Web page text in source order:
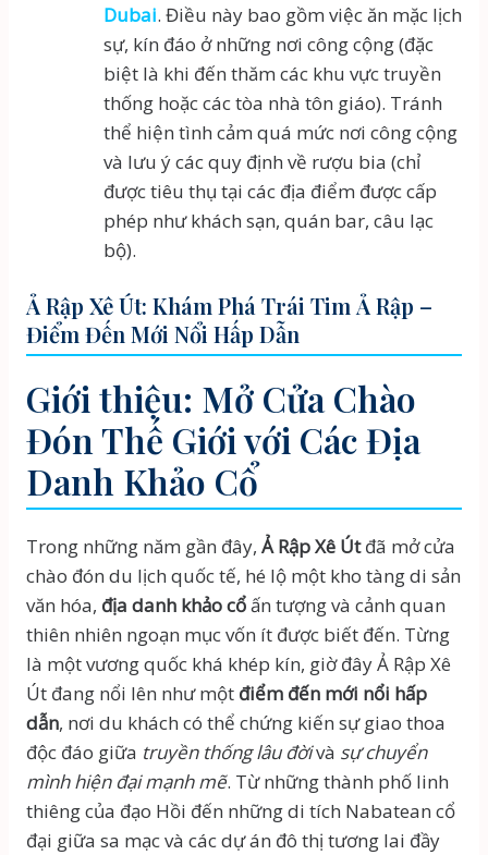
Dubai. Điều này bao gồm việc ăn mặc lịch
sự, kín đáo ở những nơi công cộng (đặc
biệt là khi đến thăm các khu vực truyền
thống hoặc các tòa nhà tôn giáo). Tránh
thể hiện tình cảm quá mức nơi công cộng
và lưu ý các quy định về rượu bia (chỉ
được tiêu thụ tại các địa điểm được cấp
phép như khách sạn, quán bar, câu lạc
bộ).
Ả Rập Xê Út: Khám Phá Trái Tim Ả Rập –
Điểm Đến Mới Nổi Hấp Dẫn
Giới thiệu: Mở Cửa Chào
Đón Thế Giới với Các Địa
Danh Khảo Cổ
Trong những năm gần đây, Ả Rập Xê Útđã mở cửa
chào đón du lịch quốc tế, hé lộ một kho tàng di sản
văn hóa, địa danh khảo cổấn tượng và cảnh quan
thiên nhiên ngoạn mục vốn ít được biết đến. Từng
là một vương quốc khá khép kín, giờ đây Ả Rập Xê
Út đang nổi lên như một điểm đến mới nổi hấp
dẫn, nơi du khách có thể chứng kiến sự giao thoa
độc đáo giữa truyền thống lâu đờivà sự chuyển
mình hiện đại mạnh mẽ. Từ những thành phố linh
thiêng của đạo Hồi đến những di tích Nabatean cổ
đại giữa sa mạc và các dự án đô thị tương lai đầy